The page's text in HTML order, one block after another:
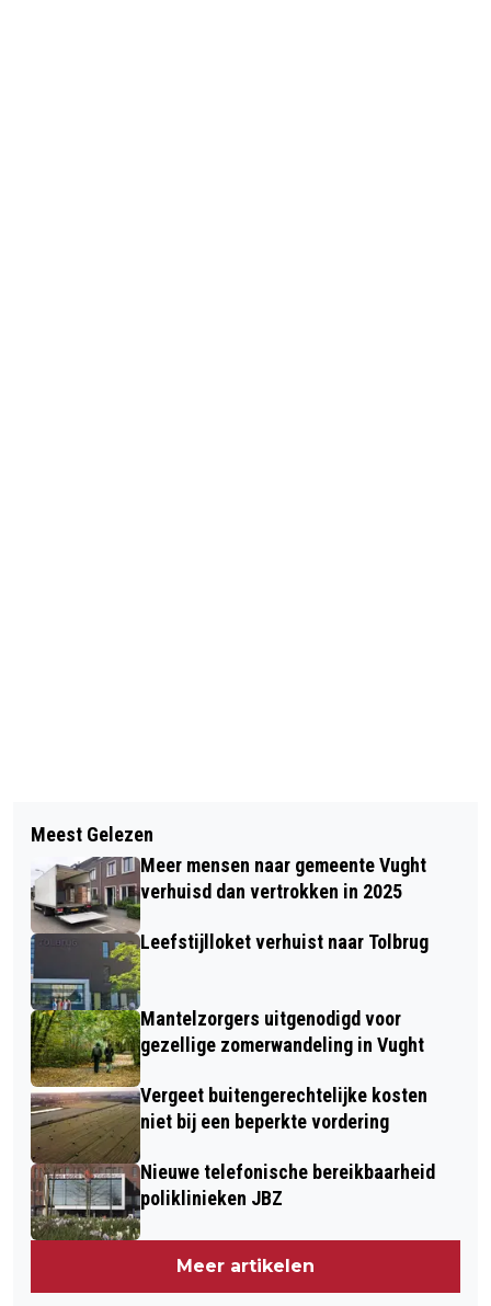
MP3-SCOOTER UITGEBRAND IN
CROMVOIRT
ALZHEIMER CAFÉ IN ’S-
HERTOGENBOSCH: THEMA: VAKANTIE
EN DEMENTIE
Meest Gelezen
Meer mensen naar gemeente Vught
verhuisd dan vertrokken in 2025
Leefstijlloket verhuist naar Tolbrug
Mantelzorgers uitgenodigd voor
gezellige zomerwandeling in Vught
Vergeet buitengerechtelijke kosten
niet bij een beperkte vordering
Nieuwe telefonische bereikbaarheid
poliklinieken JBZ
Meer artikelen